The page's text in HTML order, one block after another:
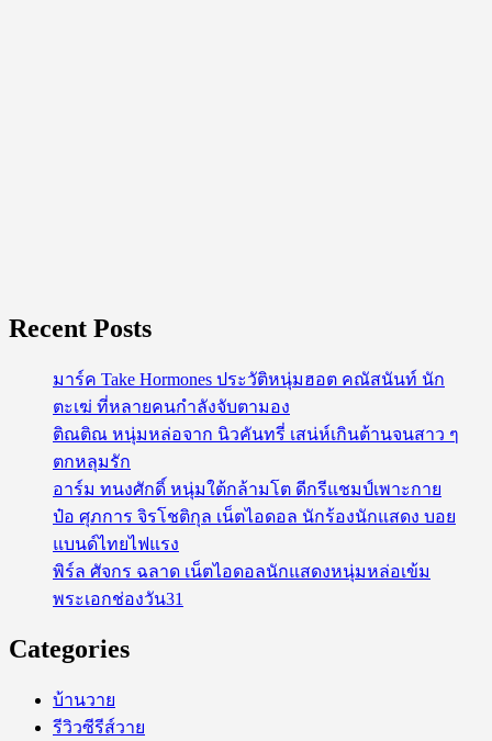
Recent Posts
มาร์ค Take Hormones ประวัติหนุ่มฮอต คณัสนันท์ นัก
ตะเฆ่ ที่หลายคนกำลังจับตามอง
ติณติณ หนุ่มหล่อจาก นิวคันทรี่ เสน่ห์เกินต้านจนสาว ๆ
ตกหลุมรัก
อาร์ม ทนงศักดิ์ หนุ่มใต้กล้ามโต ดีกรีแชมป์เพาะกาย
ป๋อ ศุภการ จิรโชติกุล เน็ตไอดอล นักร้องนักแสดง บอย
แบนด์ไทยไฟแรง
พิร์ล ศัจกร ฉลาด เน็ตไอดอลนักแสดงหนุ่มหล่อเข้ม
พระเอกช่องวัน31
Categories
บ้านวาย
รีวิวซีรีส์วาย